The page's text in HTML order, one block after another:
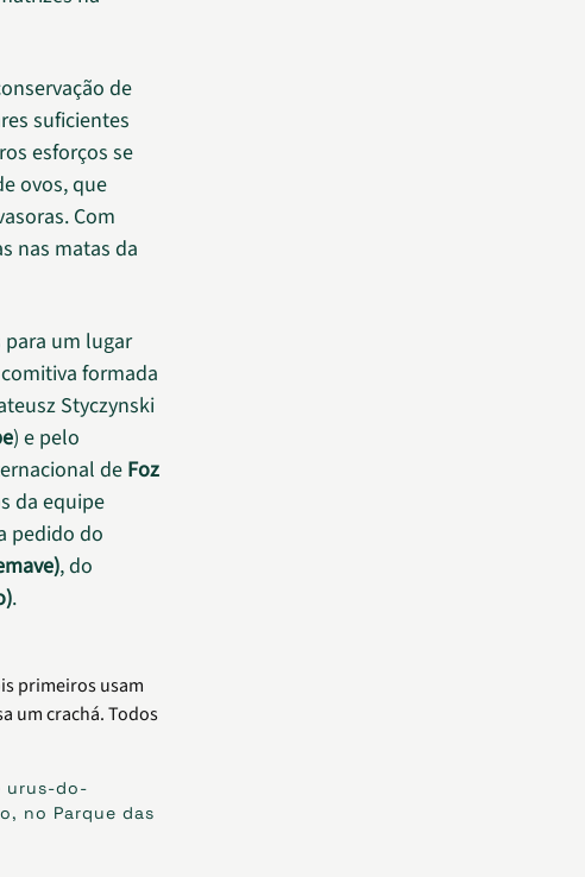
de
suficientes
esforços se
ovos, que
Com
nas matas da
para um lugar
formada
Styczynski
) e pelo
deFoz
da equipe
pedido do
, do
.
urus-do-
no Parque das